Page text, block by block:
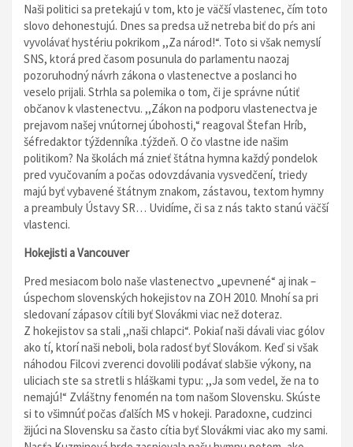
Naši politici sa pretekajú v tom, kto je väčší vlastenec, čím toto
slovo dehonestujú. Dnes sa predsa už netreba biť do pŕs ani
vyvolávať hystériu pokrikom ,,Za národ!“. Toto si však nemyslí
SNS, ktorá pred časom posunula do parlamentu naozaj
pozoruhodný návrh zákona o vlastenectve a poslanci ho
veselo prijali. Strhla sa polemika o tom, či je správne nútiť
občanov k vlastenectvu. ,,Zákon na podporu vlastenectva je
prejavom našej vnútornej úbohosti,“ reagoval Štefan Hríb,
šéfredaktor týždenníka .týždeň. O čo vlastne ide našim
politikom? Na školách má znieť štátna hymna každý pondelok
pred vyučovaním a počas odovzdávania vysvedčení, triedy
majú byť vybavené štátnym znakom, zástavou, textom hymny
a preambuly Ústavy SR… Uvidíme, či sa z nás takto stanú väčší
vlastenci.
Hokejisti a Vancouver
Pred mesiacom bolo naše vlastenectvo „upevnené“ aj inak –
úspechom slovenských hokejistov na ZOH 2010. Mnohí sa pri
sledovaní zápasov cítili byť Slovákmi viac než doteraz.
Z hokejistov sa stali ,,naši chlapci“. Pokiaľ naši dávali viac gólov
ako tí, ktorí naši neboli, bola radosť byť Slovákom. Keď si však
náhodou Filcovi zverenci dovolili podávať slabšie výkony, na
uliciach ste sa stretli s hláškami typu: ,,Ja som vedel, že na to
nemajú!“ Zvláštny fenomén na tom našom Slovensku. Skúste
si to všimnúť počas ďalších MS v hokeji. Paradoxne, cudzinci
žijúci na Slovensku sa často cítia byť Slovákmi viac ako my sami.